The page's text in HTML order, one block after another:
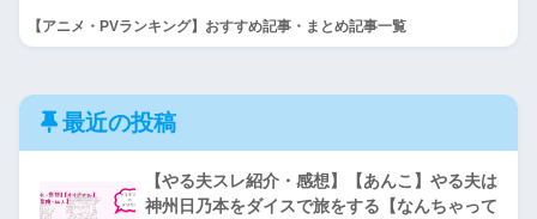
【アニメ・PVランキング】おすすめ記事・まとめ記事一覧
最近の投稿
【やる夫スレ紹介・感想】【あんこ】やる夫は
神州日乃本をダイスで旅をする【なんちゃって